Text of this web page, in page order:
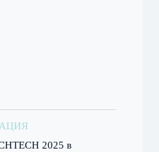
2025 в